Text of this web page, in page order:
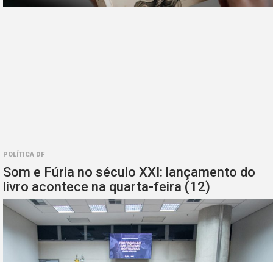
POLÍTICA DF
Som e Fúria no século XXI: lançamento do
livro acontece na quarta-feira (12)